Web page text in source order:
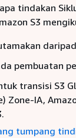
tindakan
S3
pembuatan
transisi S3
Zone-IA,
tumpang